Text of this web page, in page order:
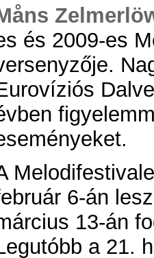
és 2009-es
6-án
13-án
a 21.